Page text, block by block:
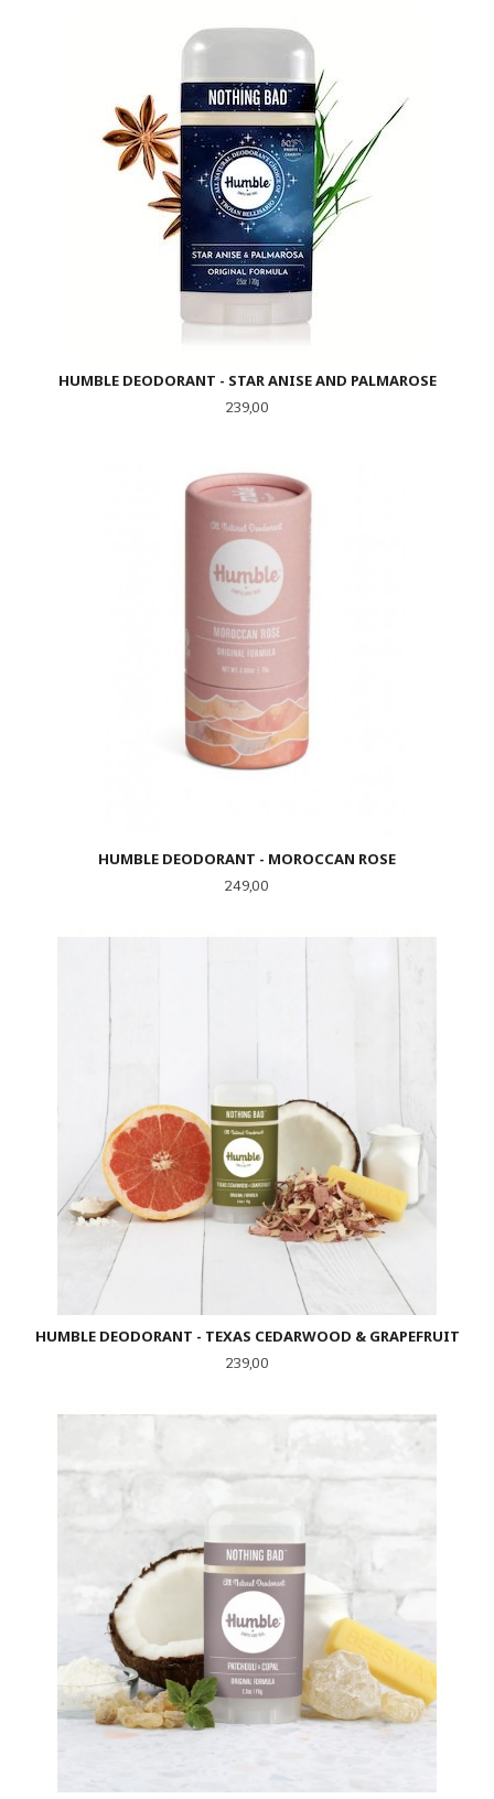
HUMBLE DEODORANT - STAR ANISE AND PALMAROSE
Pris
239,00
HUMBLE DEODORANT - MOROCCAN ROSE
Pris
249,00
HUMBLE DEODORANT - TEXAS CEDARWOOD & GRAPEFRUIT
Pris
239,00